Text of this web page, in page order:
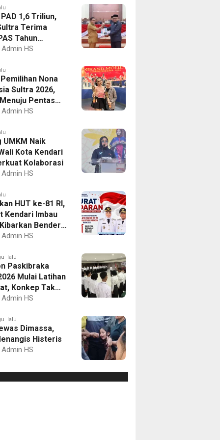
1,6 Triliun,
Terima
Tahun
2027
Admin HS
Nona
Sultra 2026,
Pentas
Admin HS
UMKM Naik
Kota Kendari
Kolaborasi
Admin HS
HUT ke-81 RI,
Kendari Imbau
Bendera
dan Gelar
Admin HS
lalu
Paskibraka
Mulai Latihan
Konkep Tak
Admin HS
lalu
Dimassa,
Histeris
Admin HS